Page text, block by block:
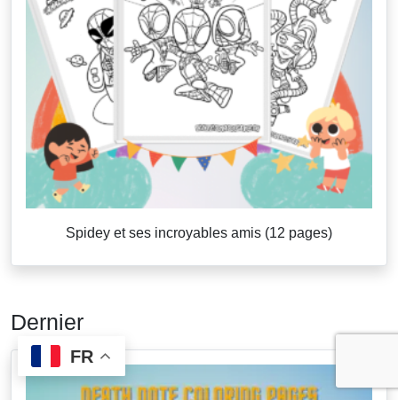
Spidey et ses incroyables amis (12 pages)
Dernier
FR